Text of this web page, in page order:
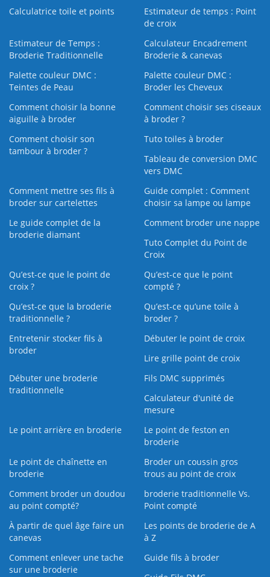
Calculatrice toile et points
Estimateur de temps : Point
de croix
Estimateur de Temps :
Broderie Traditionnelle
Calculateur Encadrement
Broderie & canevas
Palette couleur DMC :
Teintes de Peau
Palette couleur DMC :
Broder les Cheveux
Comment choisir la bonne
aiguille à broder
Comment choisir ses ciseaux
à broder ?
Comment choisir son
tambour à broder ?
Tuto toiles à broder
Tableau de conversion DMC
vers DMC
Comment mettre ses fils à
broder sur cartelettes
Guide complet : Comment
choisir sa lampe ou lampe
Le guide complet de la
broderie diamant
Comment broder une nappe
Tuto Complet du Point de
Croix
Qu’est-ce que le point de
croix ?
Qu’est-ce que le point
compté ?
Qu’est-ce que la broderie
traditionnelle ?
Qu’est‑ce qu’une toile à
broder ?
Entretenir stocker fils à
broder
Débuter le point de croix
Lire grille point de croix
Débuter une broderie
traditionnelle
Fils DMC supprimés
Calculateur d'unité de
mesure
Le point arrière en broderie
Le point de feston en
broderie
Le point de chaînette en
broderie
Broder un coussin gros
trous au point de croix
Comment broder un doudou
au point compté?
broderie traditionnelle Vs.
Point compté
À partir de quel âge faire un
canevas
Les points de broderie de A
à Z
Comment enlever une tache
sur une broderie
Guide fils à broder